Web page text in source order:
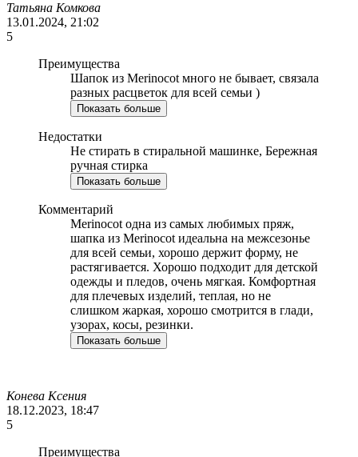
Татьяна Комкова
13.01.2024, 21:02
5
Преимущества
Шапок из Merinocot много не бывает, связала
разных расцветок для всей семьи )
Показать больше
Недостатки
Не стирать в стиральной машинке, Бережная
ручная стирка
Показать больше
Комментарий
Merinocot одна из самых любимых пряж,
шапка из Merinocot идеальна на межсезонье
для всей семьи, хорошо держит форму, не
растягивается. Хорошо подходит для детской
одежды и пледов, очень мягкая. Комфортная
для плечевых изделий, теплая, но не
слишком жаркая, хорошо смотрится в глади,
узорах, косы, резинки.
Показать больше
Конева Ксения
18.12.2023, 18:47
5
Преимущества